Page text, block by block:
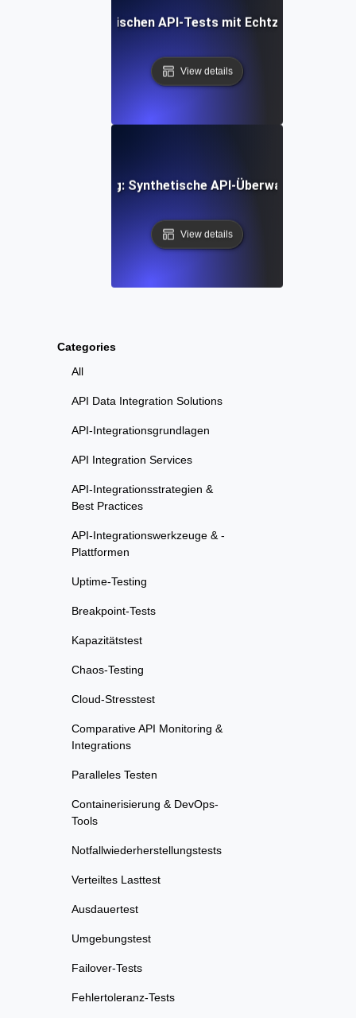
Categories
All
API Data Integration Solutions
API-Integrationsgrundlagen
API Integration Services
API-Integrationsstrategien &
Best Practices
API-Integrationswerkzeuge & -
Plattformen
Uptime-Testing
Breakpoint-Tests
Kapazitätstest
Chaos-Testing
Cloud-Stresstest
Comparative API Monitoring &
Integrations
Paralleles Testen
Containerisierung & DevOps-
Tools
Notfallwiederherstellungstests
Verteiltes Lasttest
Ausdauertest
Umgebungstest
Failover-Tests
Fehlertoleranz-Tests
von synthetischen API-Tests mit Echtzeit-
View details
Schritt-Anleitung: Synthetische API-
View details